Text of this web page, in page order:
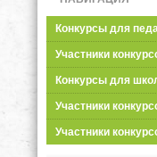
Конкурсы для
Участники
Конкурсы для
Участники
Участники